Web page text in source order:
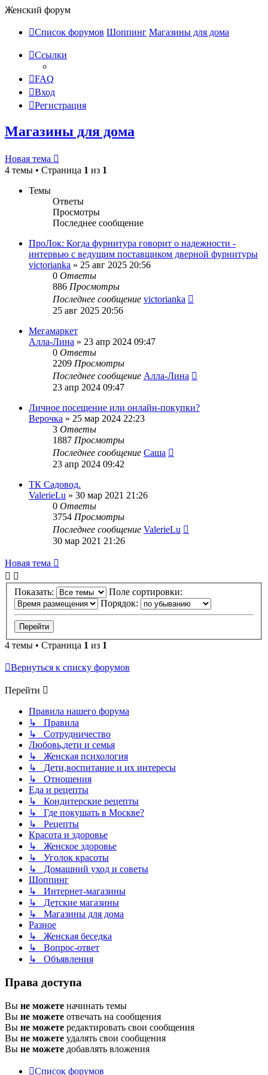
Женский форум
Список форумов Шоппинг Магазины для дома
Ссылки
FAQ
Вход
Регистрация
Магазины для дома
Новая тема
4 темы • Страница 1 из 1
Темы
Ответы
Просмотры
Последнее сообщение
ПроЛок: Когда фурнитура говорит о надежности -
интервью с ведущим поставщиком дверной фурнитуры
victorianka » 25 авг 2025 20:56
0 Ответы
886 Просмотры
Последнее сообщение victorianka
25 авг 2025 20:56
Мегамаркет
Алла-Лина » 23 апр 2024 09:47
0 Ответы
2209 Просмотры
Последнее сообщение Алла-Лина
23 апр 2024 09:47
Личное посещение или онлайн-покупки?
Верочка » 25 мар 2024 22:23
3 Ответы
1887 Просмотры
Последнее сообщение Саша
23 апр 2024 09:42
ТК Садовод.
ValerieLu » 30 мар 2021 21:26
0 Ответы
3754 Просмотры
Последнее сообщение ValerieLu
30 мар 2021 21:26
Новая тема
Показать:
Поле сортировки:
Порядок:
4 темы • Страница 1 из 1
Вернуться к списку форумов
Перейти
Правила нашего форума
↳ Правила
↳ Сотрудничество
Любовь,дети и семья
↳ Женская психология
↳ Дети,воспитание и их интересы
↳ Отношения
Еда и рецепты
↳ Кондитерские рецепты
↳ Где покушать в Москве?
↳ Рецепты
Красота и здоровье
↳ Женское здоровье
↳ Уголок красоты
↳ Домашний уход и советы
Шоппинг
↳ Интернет-магазины
↳ Детские магазины
↳ Магазины для дома
Разное
↳ Женская беседка
↳ Вопрос-ответ
↳ Объявления
Права доступа
Вы не можете начинать темы
Вы не можете отвечать на сообщения
Вы не можете редактировать свои сообщения
Вы не можете удалять свои сообщения
Вы не можете добавлять вложения
Список форумов